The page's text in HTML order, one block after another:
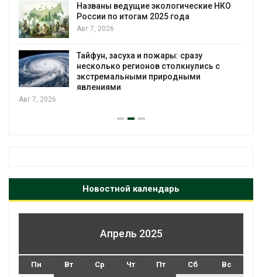
Названы ведущие экологические НКО
России по итогам 2025 года
Авг 7, 2026
Тайфун, засуха и пожары: сразу
несколько регионов столкнулись с
экстремальными природными
явлениями
Авг 7, 2026
Новостной календарь
Апрель 2025
Пн Вт Ср Чт Пт Сб Вс